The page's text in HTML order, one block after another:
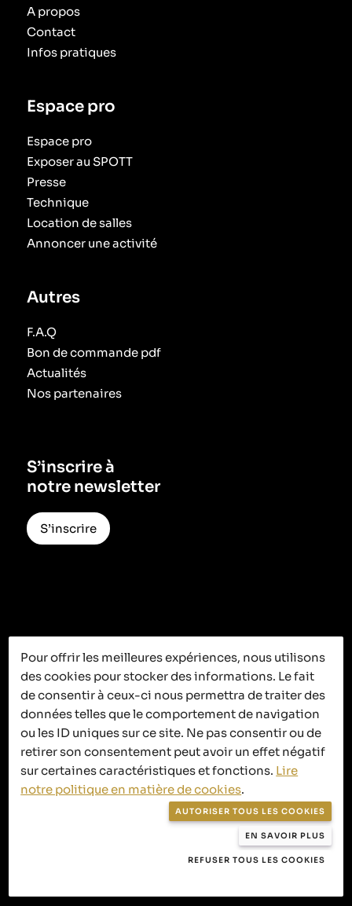
C’est ici que
ça se passe
A propos
Contact
Infos pratiques
Espace pro
Espace pro
Exposer au SPOTT
Presse
Technique
Location de salles
Annoncer une activité
Autres
F.A.Q
Bon de commande pdf
Actualités
Nos partenaires
S’inscrire à
notre newsletter
S’inscrire
Politique de confidentialité
Politique en matière de cookies
Conditions générales de vente
Pour offrir les meilleures expériences, nous utilisons
des cookies pour stocker des informations. Le fait
de consentir à ceux-ci nous permettra de traiter des
données telles que le comportement de navigation
ou les ID uniques sur ce site. Ne pas consentir ou de
retirer son consentement peut avoir un effet négatif
sur certaines caractéristiques et fonctions. Lire
notre politique en matière de cookies.
AUTORISER TOUS LES COOKIES
EN SAVOIR PLUS
REFUSER TOUS LES COOKIES